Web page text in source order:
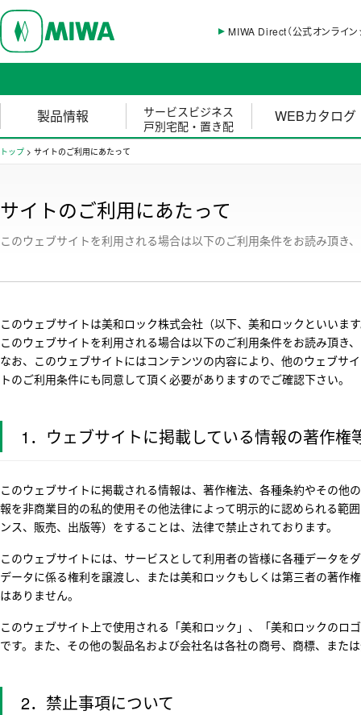
MIWA Direct（公式オンライン
製品情報
サービスビジネス
戸別宅配・置き配
WEBカタログ
トップ > サイトのご利用にあたって
サイトのご利用にあたって
このウェブサイトを利用される場合は以下のご利用条件をお読み頂き
このウェブサイトは美和ロック株式会社（以下、美和ロックといいま
このウェブサイトを利用される場合は以下のご利用条件をお読み頂き
なお、このウェブサイトにはコンテンツの内容により、他のウェブサ
トのご利用条件にも同意して頂く必要がありますのでご確認下さい。
1．ウェブサイトに掲載している情報の著作権
このウェブサイトに掲載される情報は、著作権法、各種条約やその他
報を非商業目的の私的使用その他法律によって明示的に認められる範
ンス、販売、出版等）をすることは、法律で禁止されております。
このウェブサイトには、サービスとして利用者の皆様に各種データ
データに係る権利を譲渡し、または美和ロックもしくは第三者の著
はありません。
このウェブサイト上で使用される「美和ロック」、「美和ロックの
です。また、その他の製品名および会社名は各社の商号、商標、また
2．禁止事項について